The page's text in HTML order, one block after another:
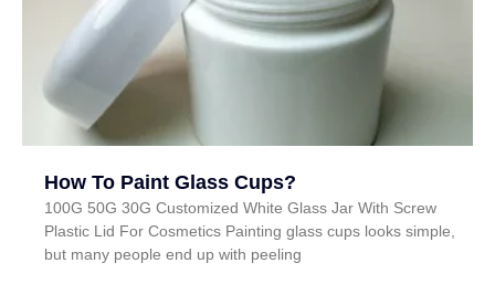
How To Paint Glass Cups?
100G 50G 30G Customized White Glass Jar With Screw
Plastic Lid For Cosmetics Painting glass cups looks simple,
but many people end up with peeling